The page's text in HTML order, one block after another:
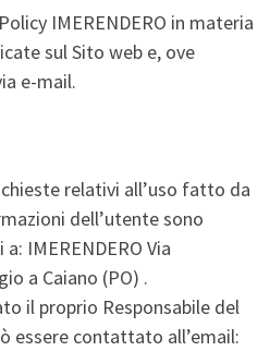
IMERENDERO in materia
sul Sito web e, ove
e-mail.
relativi all’uso fatto da
dell’utente sono
IMERENDERO Via
a Caiano (PO) .
il proprio Responsabile del
essere contattato all’email: